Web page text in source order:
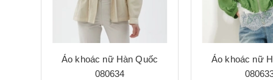
Áo khoác nữ Hàn Quốc
080634
Áo khoác nữ